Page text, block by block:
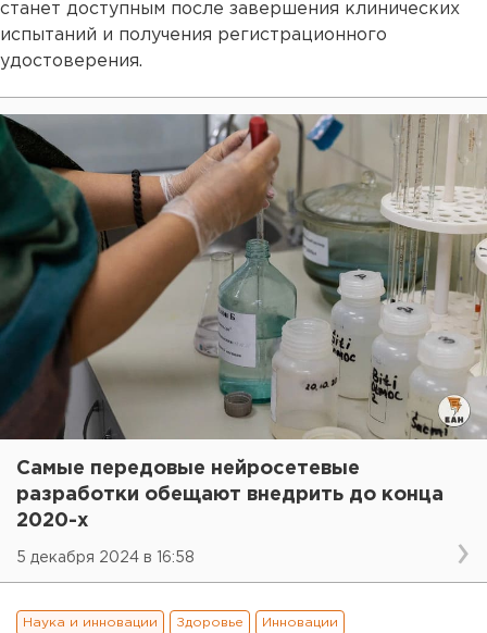
станет доступным после завершения клинических
испытаний и получения регистрационного
удостоверения.
Самые передовые нейросетевые
разработки обещают внедрить до конца
2020-х
5 декабря 2024 в 16:58
Наука и инновации Здоровье Инновации